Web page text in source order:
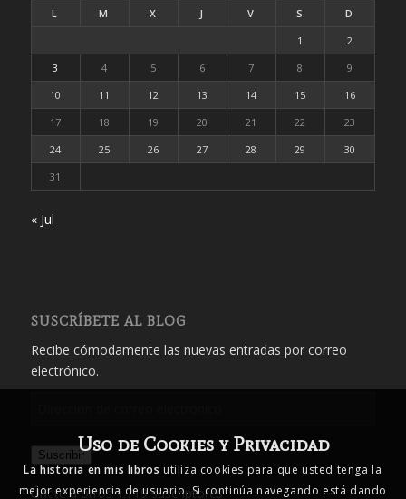
L M X J V S
D
1
2
3
4 5 6 7 8
9
10
11 12 13 14 15
16
17
18 19 20 21 22
23
24
25 26 27 28 29
30
31
« Jul
SUSCRÍBETE AL BLOG
Recibe cómodamente las nuevas entradas por correo
electrónico.
correo
electrónico
Suscribir
Únete a otros 1.719 suscriptores
Uso de Cookies y Privacidad
La historia en mis libros utiliza cookies para que usted tenga la
mejor experiencia de usuario. Si continúa navegando está dando